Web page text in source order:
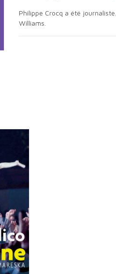
Philippe Crocq a été journaliste. Il est l'auteur de nombreuses biographies de chanteurs et d'acteurs tels que Joe Dassin, Bourvil ou encore Robbie
Williams.